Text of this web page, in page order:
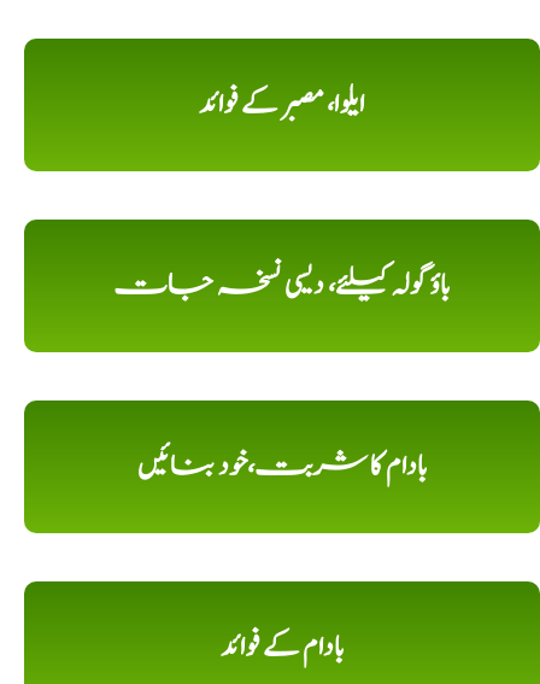
ایلوا، مصبر کے فوائد
باؤ گولہ کیلئے، دیسی نسخہ جات
بادام کا شربت،خود بنائیں
بادام کے فوائد